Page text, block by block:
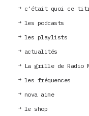
c’était quoi ce
les podcasts
les playlists
actualités
La grille de Radio
les fréquences
nova aime
le shop